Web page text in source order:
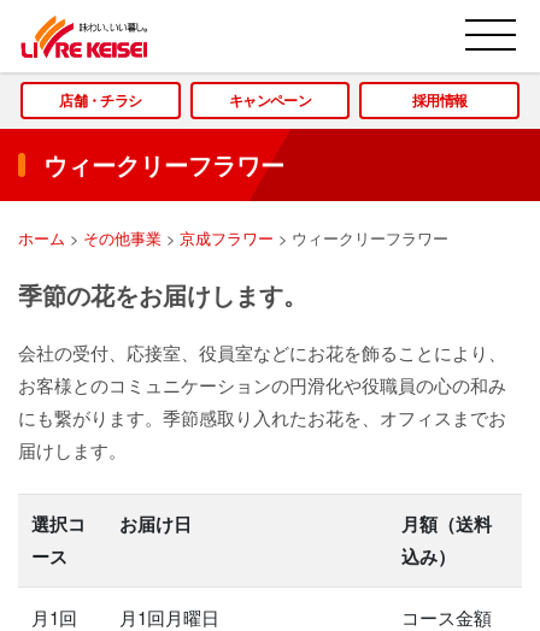
店舗・チラシ キャンペーン 採用情報
ウィークリーフラワー
ホーム > その他事業 > 京成フラワー > ウィークリーフラワー
季節の花をお届けします。
会社の受付、応接室、役員室などにお花を飾ることにより、
お客様とのコミュニケーションの円滑化や役職員の心の和み
にも繋がります。季節感取り入れたお花を、オフィスまでお
届けします。
選択コ
ース
お届け日
月額（送料
込み）
月1回 月1回月曜日
コース金額